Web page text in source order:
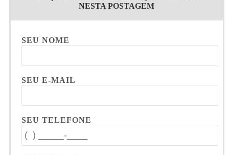
NESTA POSTAGEM
SEU NOME
SEU E-MAIL
SEU TELEFONE